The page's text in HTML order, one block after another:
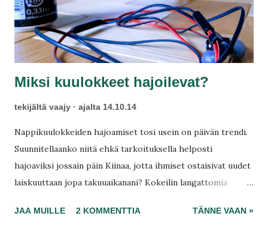
Miksi kuulokkeet hajoilevat?
tekijältä vaajy ajalta 14.10.14
Nappikuulokkeiden hajoamiset tosi usein on päivän trendi.
Suunnitellaanko niitä ehkä tarkoituksella helposti
hajoaviksi jossain päin Kiinaa, jotta ihmiset ostaisivat uudet
laiskuuttaan jopa takuuaikanani? Kokeilin langattomia
todellista huippua. Laatu ei kuitenkaan vakuuttanut ja
JAA MUILLE 2 KOMMENTTIA TÄNNE VAAN »